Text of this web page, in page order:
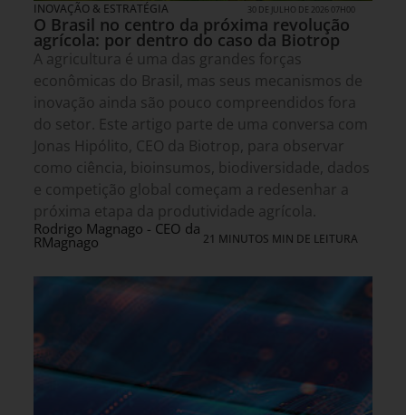
INOVAÇÃO & ESTRATÉGIA 30 DE JULHO DE 2026 07H00
O Brasil no centro da próxima revolução
agrícola: por dentro do caso da Biotrop
A agricultura é uma das grandes forças
econômicas do Brasil, mas seus mecanismos de
inovação ainda são pouco compreendidos fora
do setor. Este artigo parte de uma conversa com
Jonas Hipólito, CEO da Biotrop, para observar
como ciência, bioinsumos, biodiversidade, dados
e competição global começam a redesenhar a
próxima etapa da produtividade agrícola.
Rodrigo Magnago - CEO da
RMagnago 21 MINUTOS MIN DE LEITURA